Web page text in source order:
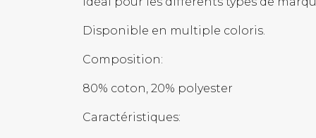
Disponible en multiple coloris.
Composition:
80% coton, 20% polyester
Caractéristiques: